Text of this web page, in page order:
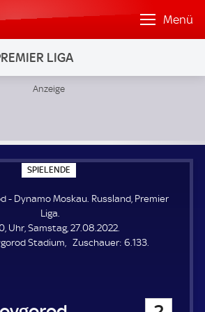
Menü
LIGA
SPIELENDE
P
E
N
D
E
- Dynamo Moskau. Russland, Premier
Liga.
Uhr, Samstag, 27.08.2022.
Stadium
Zuschauer: Z
6.133.